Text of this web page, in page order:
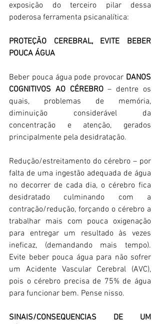
exposição do terceiro pilar dessa
poderosa ferramenta psicanalítica:
PROTEÇÃO CEREBRAL, EVITE BEBER
POUCA ÁGUA
Beber pouca água pode provocar DANOS
COGNITIVOS AO CÉREBRO – dentre os
quais, problemas de memória,
diminuição considerável da
concentração e atenção, gerados
principalmente pela desidratação.
Redução/estreitamento do cérebro – por
falta de uma ingestão adequada de água
no decorrer de cada dia, o cérebro fica
desidratado culminando com a
contração/redução, forçando o cérebro a
trabalhar mais com pouca oxigenação
para entregar um resultado às vezes
ineficaz, (demandando mais tempo).
Evite beber pouca água para não sofrer
um Acidente Vascular Cerebral (AVC),
pois o cérebro precisa de 75% de água
para funcionar bem. Pense nisso.
SINAIS/CONSEQUENCIAS DE UM